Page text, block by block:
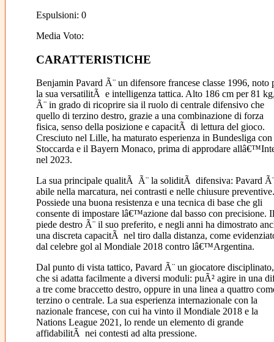
Espulsioni: 0
Media Voto:
CARATTERISTICHE
Benjamin Pavard Ã¨ un difensore francese classe 1996, noto
la sua versatilitÃ e intelligenza tattica. Alto 186 cm per 81
Ã¨ in grado di ricoprire sia il ruolo di centrale difensivo che
quello di terzino destro, grazie a una combinazione di forza
fisica, senso della posizione e capacitÃ di lettura del gioco.
Cresciuto nel Lille, ha maturato esperienza in Bundesliga
Stoccarda e il Bayern Monaco, prima di approdare
nel 2023.
La sua principale qualitÃ Ã¨ la soliditÃ difensiva: Pavard
abile nella marcatura, nei contrasti e nelle chiusure preventive.
Possiede una buona resistenza e una tecnica di base che gli
consente di impostare lâ€™azione dal basso con precisione. Il
piede destro Ã¨ il suo preferito, e negli anni ha dimostrato
una discreta capacitÃ nel tiro dalla distanza, come
dal celebre gol al Mondiale 2018 contro lâ€™Argentina.
Dal punto di vista tattico, Pavard Ã¨ un giocatore disciplinato,
che si adatta facilmente a diversi moduli: puÃ² agire in una
a tre come braccetto destro, oppure in una linea a quattro
terzino o centrale. La sua esperienza internazionale con la
nazionale francese, con cui ha vinto il Mondiale 2018 e la
Nations League 2021, lo rende un elemento di grande
affidabilitÃ nei contesti ad alta pressione.